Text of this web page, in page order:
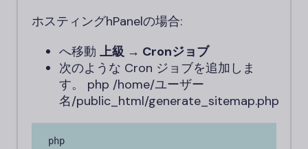
ホスティングhPanelの場合:
へ移動 上級 → Cronジョブ
次のような Cron ジョブを追加しま
す。 php /home/ユーザー
名/public_html/generate_sitemap.php
php